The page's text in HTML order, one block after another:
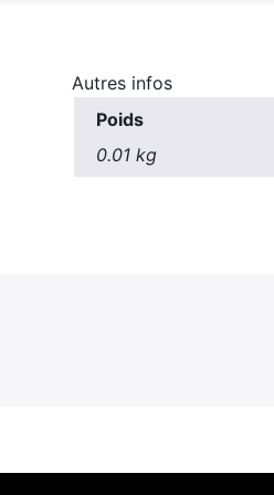
Autres infos
Poids
0.01 kg